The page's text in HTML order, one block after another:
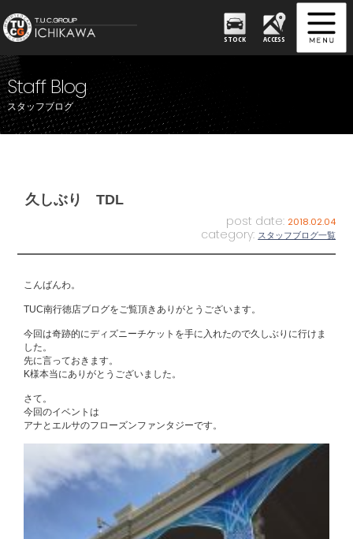
STOCK ACCESS
Staff Blog
スタッフブログ
久しぶり TDL
post date: 2018.02.04
category: スタッフブログ一覧
こんばんわ。
TUC南行徳店ブログをご覧頂きありがとうございます。
今回は奇跡的にディズニーチケットを手に入れたので久しぶりに行けま
した。
先に言っておきます。
K様本当にありがとうございました。
さて。
今回のイベントは
アナとエルサのフローズンファンタジーです。